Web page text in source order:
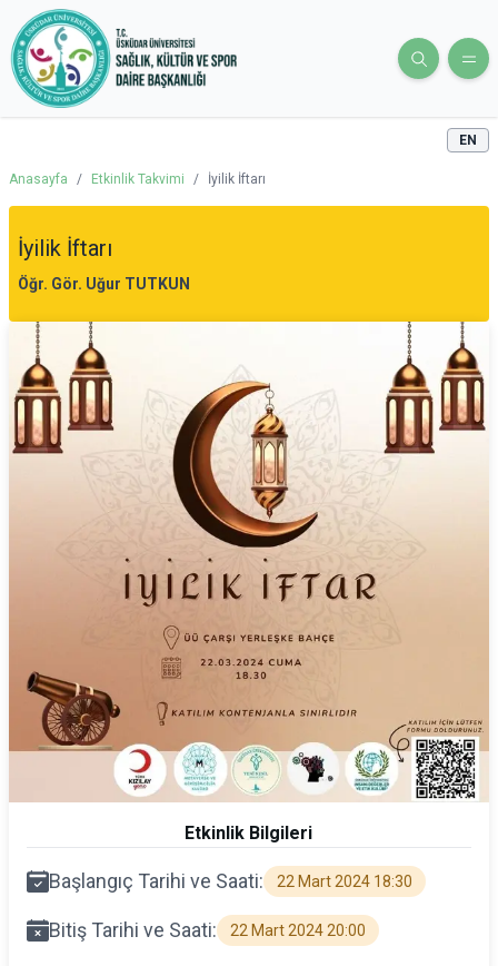
EN
Anasayfa / Etkinlik Takvimi / İyilik İftarı
İyilik İftarı
Öğr. Gör. Uğur TUTKUN
Etkinlik Bilgileri
Başlangıç Tarihi ve Saati: 22 Mart 2024 18:30
Bitiş Tarihi ve Saati: 22 Mart 2024 20:00